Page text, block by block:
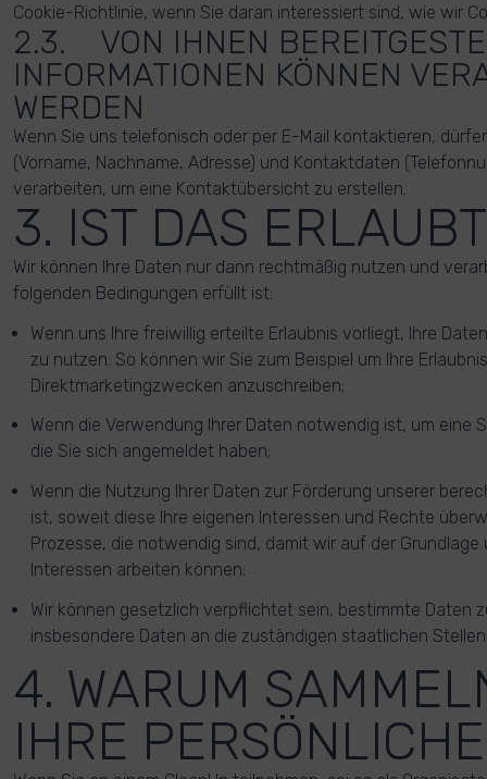
Cookie-Richtlinie, wenn Sie daran interessiert sind, wie wir
2.3. VON IHNEN
INFORMATIONEN KÖNNEN
WERDEN
Wenn Sie uns telefonisch oder per E-Mail kontaktieren,
(Vorname, Nachname, Adresse) und Kontaktdaten
verarbeiten, um eine Kontaktübersicht zu erstellen.
3. IST DAS
Wir können Ihre Daten nur dann rechtmäßig nutzen und
folgenden Bedingungen erfüllt ist:
Wenn uns Ihre freiwillig erteilte Erlaubnis vorliegt, Ihre
zu nutzen. So können wir Sie zum Beispiel um Ihre
Direktmarketingzwecken anzuschreiben;
Wenn die Verwendung Ihrer Daten notwendig ist, um eine
die Sie sich angemeldet haben;
Wenn die Nutzung Ihrer Daten zur Förderung unserer
ist, soweit diese Ihre eigenen Interessen und Rechte
Prozesse, die notwendig sind, damit wir auf der
Interessen arbeiten können;
Wir können gesetzlich verpflichtet sein, bestimmte Daten
insbesondere Daten an die zuständigen staatlichen
4. WARUM
IHRE